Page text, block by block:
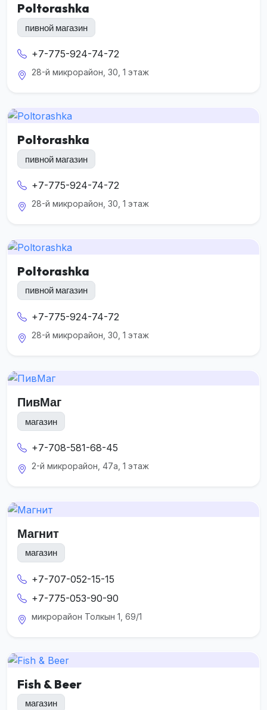
Poltorashka
пивной магазин
+7-775-924-74-72
28-й микрорайон, 30, 1 этаж
Poltorashka
пивной магазин
+7-775-924-74-72
28-й микрорайон, 30, 1 этаж
Poltorashka
пивной магазин
+7-775-924-74-72
28-й микрорайон, 30, 1 этаж
ПивМаг
магазин
+7-708-581-68-45
2-й микрорайон, 47а, 1 этаж
Магнит
магазин
+7-707-052-15-15
+7-775-053-90-90
микрорайон Толкын 1, 69/1
Fish & Beer
магазин